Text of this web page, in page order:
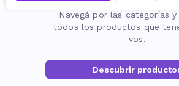
Navegá por las categorías
todos los productos que
vos.
Descubrir